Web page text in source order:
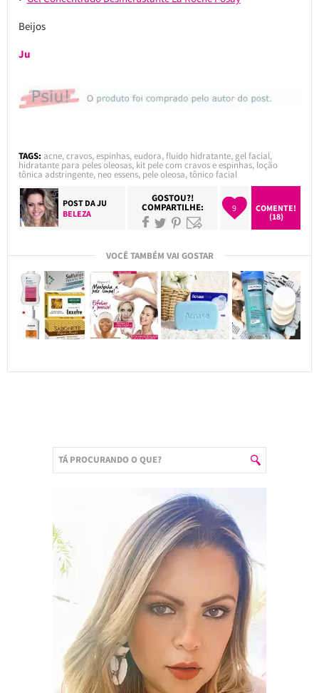
Beijos
Ju
TAGS: acne,cravos,espinhas,eudora,fluido hidratante, gel facial,
hidratante para peles oleosas, kit pele com cravos e espinhas, loção
tônica adstringente, neo essens, pele oleosa,tônico facial
POST DAJU
BELEZA
GOSTOU?!
COMPARTILHE: 9
COMENTE!
(18)
VOCÊ TAMBÉM VAI GOSTAR